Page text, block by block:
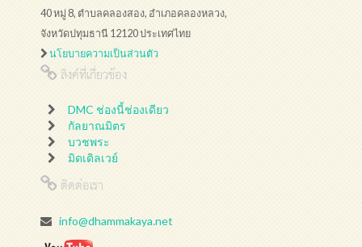
40 หมู่ 8, ตำบลคลองสอง, อำเภอคลองหลวง,
จังหวัดปทุมธานี 12120 ประเทศไทย
นโยบายความเป็นส่วนตัว
ลิงค์ที่เกี่ยวข้อง
DMC ช่องนี้ช่องเดียว
กัลยาณมิตร
บวชพระ
มิดเดิลเวย์
ติดต่อเรา
info@dhammakaya.net